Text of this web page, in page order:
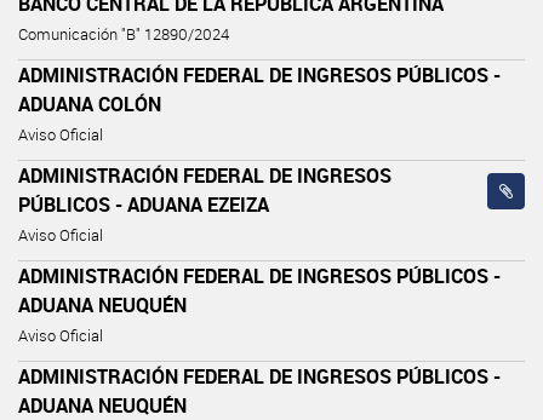
Comunicación "B" 12890/2024
ADMINISTRACIÓN FEDERAL DE INGRESOS PÚBLICOS -
ADUANA COLÓN
Aviso Oficial
ADMINISTRACIÓN FEDERAL DE INGRESOS
PÚBLICOS - ADUANA EZEIZA
Aviso Oficial
ADMINISTRACIÓN FEDERAL DE INGRESOS PÚBLICOS -
ADUANA NEUQUÉN
Aviso Oficial
ADMINISTRACIÓN FEDERAL DE INGRESOS PÚBLICOS -
ADUANA NEUQUÉN